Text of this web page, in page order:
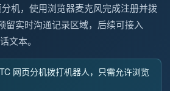
机，使用浏览器麦克风完成注册并拨
留实时沟通记录区域，后续可接入
文本。
网页分机拨打机器人，只需允许浏览